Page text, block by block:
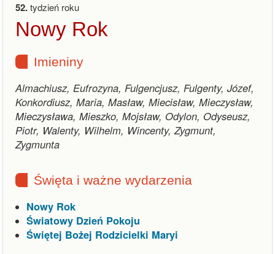
52.tydzień roku
Nowy Rok
Imieniny
Almachiusz, Eufrozyna, Fulgencjusz, Fulgenty, Józef,
Konkordiusz, Maria, Masław, Miecisław, Mieczysław,
Mieczysława, Mieszko, Mojsław, Odylon, Odyseusz,
Piotr, Walenty, Wilhelm, Wincenty, Zygmunt,
Zygmunta
Święta i ważne wydarzenia
Nowy Rok
Światowy Dzień Pokoju
Świętej Bożej Rodzicielki Maryi